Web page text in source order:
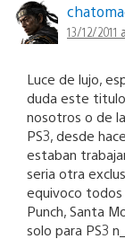
13/12/2011
Luce de lujo,
duda este
nosotros o de
PS3, desde
estaban
seria otra
equivoco todos
Punch, Santa
solo para PS3